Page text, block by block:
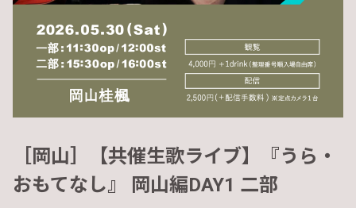
［岡山］【共催生歌ライブ】『うら・
おもてなし』 岡山編DAY1 二部